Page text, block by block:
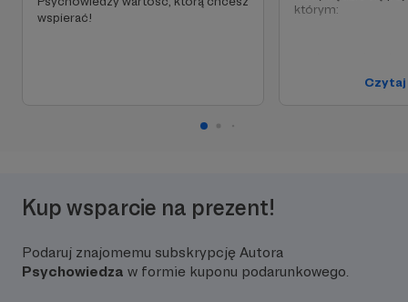
wspierać!
którym:
pracuję (artykuły,
odcinki podcastu)
👉 ...oraz
Kup wsparcie na prezent!
Podaruj znajomemu subskrypcję Autora
Psychowiedza w formie kuponu podarunkowego.